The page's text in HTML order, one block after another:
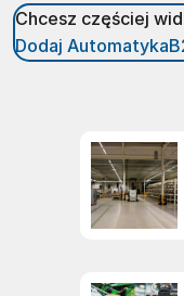
Chcesz częściej
Dodaj